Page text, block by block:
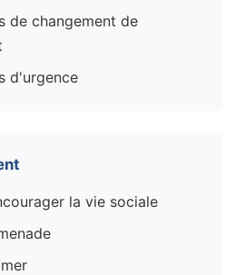
de changement de
d'urgence
la vie sociale